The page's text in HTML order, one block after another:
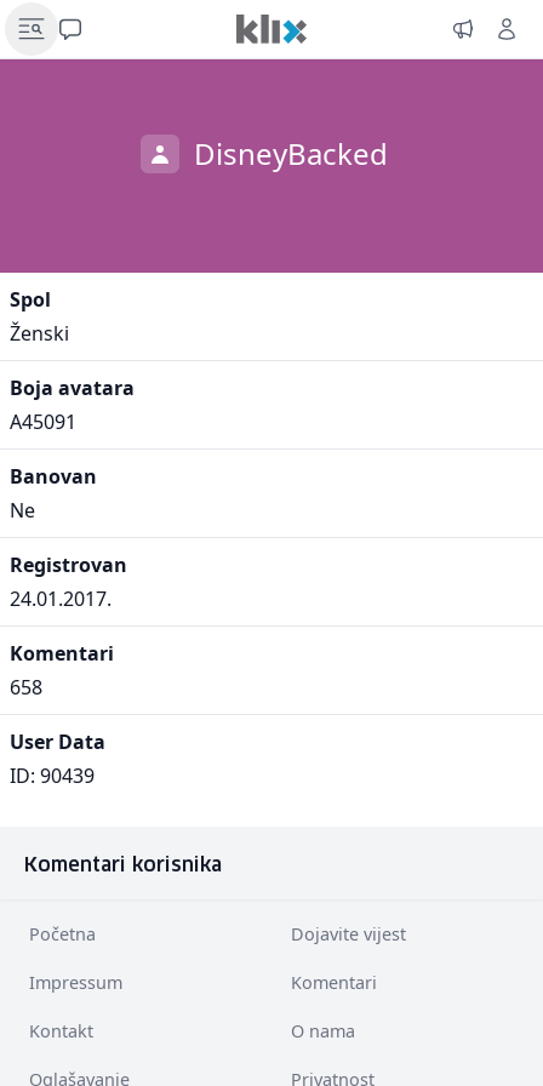
DisneyBacked
Spol
Ženski
Boja avatara
A45091
Banovan
Ne
Registrovan
24.01.2017.
Komentari
658
User Data
ID: 90439
Komentari korisnika
Početna Dojavite vijest
Impressum Komentari
Kontakt O nama
Oglašavanje Privatnost